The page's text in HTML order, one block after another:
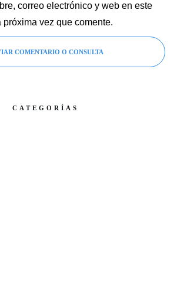
correo electrónico y web en este
próxima vez que comente.
COMENTARIO O CONSULTA
CATEGORÍAS